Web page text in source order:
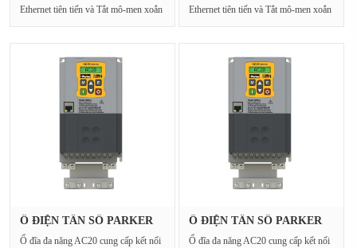
Ethernet tiên tiến và Tắt mô-men xoắn
Ethernet tiên tiến và Tắt mô-men xoắn
Ổ ĐIỆN TẦN SỐ PARKER
20G-12-00···
Ổ đĩa đa năng AC20 cung cấp kết nối
Ổ ĐIỆN TẦN SỐ PARKER
20G-43-01···
Ổ đĩa đa năng AC20 cung cấp kết nối